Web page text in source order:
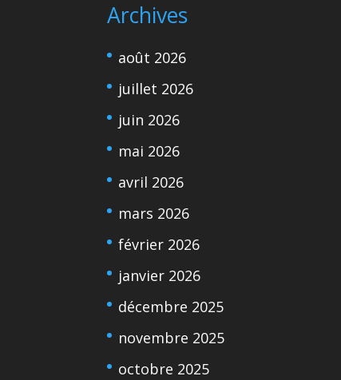
Archives
août 2026
juillet 2026
juin 2026
mai 2026
avril 2026
mars 2026
février 2026
janvier 2026
décembre 2025
novembre 2025
octobre 2025